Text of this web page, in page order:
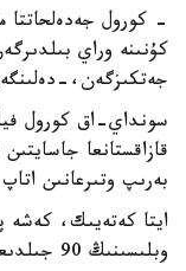
- كورول جەدەلحاتتا
كۇنىنە وراي
جەتكىزگەن،-
سونداي-اق كورول
قازاقستانعا
بەرىپ وتىرعانىن
ايتا كەتەيىك، كەشە
وبلىسىنىڭ 90 جىلدىعىمەن قۇتتىقتادى.